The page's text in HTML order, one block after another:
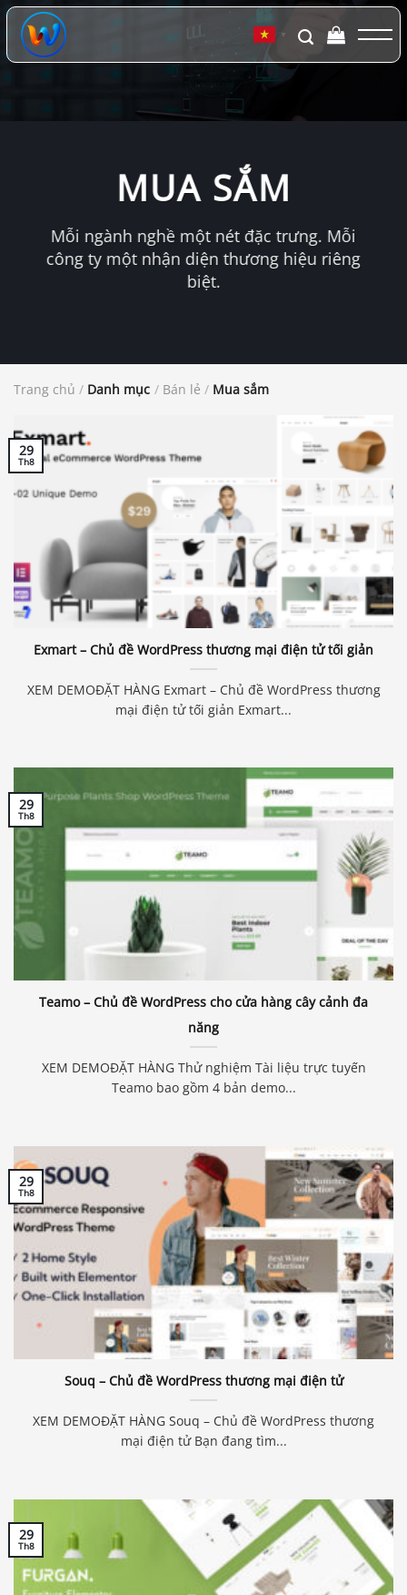
Chuyển
đến
dung
▼
MUA SẮM
Mỗi ngành nghề một nét đặc trưng. Mỗi
công ty một nhận diện thương hiệu riêng
biệt.
Trang chủ / Danh mục / Bán lẻ / Mua sắm
Exmart – Chủ đề WordPress thương mại điện tử tối giản
XEM DEMOĐẶT HÀNG Exmart – Chủ đề WordPress thương
mại điện tử tối giản Exmart...
29
Th8
Teamo – Chủ đề WordPress cho cửa hàng cây cảnh đa
năng
XEM DEMOĐẶT HÀNG Thử nghiệm Tài liệu trực tuyến
Teamo bao gồm 4 bản demo...
29
Th8
Souq – Chủ đề WordPress thương mại điện tử
XEM DEMOĐẶT HÀNG Souq – Chủ đề WordPress thương
mại điện tử Bạn đang tìm...
29
Th8
29
Th8